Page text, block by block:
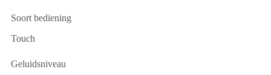
Soort bediening
Touch
Geluidsniveau